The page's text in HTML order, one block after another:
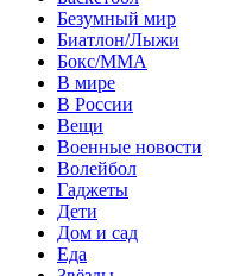
Безумный мир
Биатлон/Лыжи
Бокс/MMA
В мире
В России
Вещи
Военные новости
Волейбол
Гаджеты
Дети
Дом и сад
Еда